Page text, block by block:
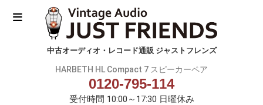
中古オーディオ・レコード通販 ジャストフレンズ
HARBETH HL Compact 7 スピーカーペア
0120-795-114
受付時間 10:00～17:30 日曜休み